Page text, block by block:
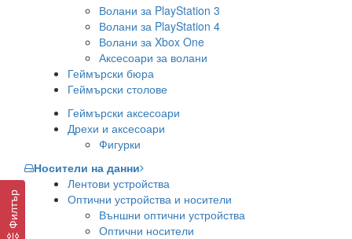
Волани за PlayStation 3
Волани за PlayStation 4
Волани за Xbox One
Аксесоари за волани
Геймърски бюра
Геймърски столове
Геймърски аксесоари
Дрехи и аксесоари
Фигурки
Носители на данни
Лентови устройства
Оптични устройства и носители
Външни оптични устройства
Оптични носители
Филтър